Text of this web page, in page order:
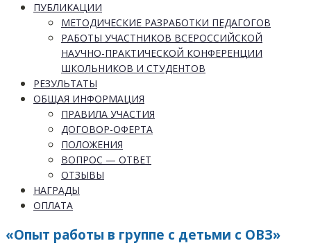
ПУБЛИКАЦИИ
МЕТОДИЧЕСКИЕ РАЗРАБОТКИ ПЕДАГОГОВ
РАБОТЫ УЧАСТНИКОВ ВСЕРОССИЙСКОЙ
НАУЧНО-ПРАКТИЧЕСКОЙ КОНФЕРЕНЦИИ
ШКОЛЬНИКОВ И СТУДЕНТОВ
РЕЗУЛЬТАТЫ
ОБЩАЯ ИНФОРМАЦИЯ
ПРАВИЛА УЧАСТИЯ
ДОГОВОР-ОФЕРТА
ПОЛОЖЕНИЯ
ВОПРОС — ОТВЕТ
ОТЗЫВЫ
НАГРАДЫ
ОПЛАТА
«Опыт работы в группе с детьми с ОВЗ»